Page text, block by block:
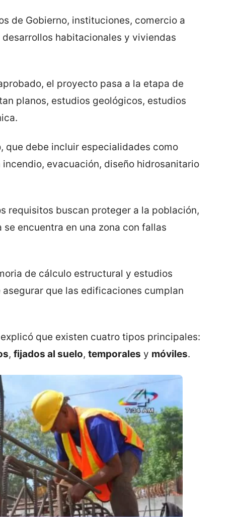
de Gobierno, instituciones, comercio a
habitacionales y viviendas
el proyecto pasa a la etapa de
planos, estudios geológicos, estudios
que debe incluir especialidades como
evacuación, diseño hidrosanitario
requisitos buscan proteger a la población,
encuentra en una zona con fallas
de cálculo estructural y estudios
que las edificaciones cumplan
que existen cuatro tipos principales:
, fijados al suelo, temporales y móviles.